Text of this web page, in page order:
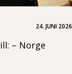
24. JUNI 2026
– Norge